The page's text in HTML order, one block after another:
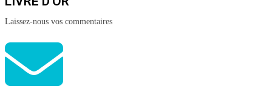
Laissez-nous vos commentaires